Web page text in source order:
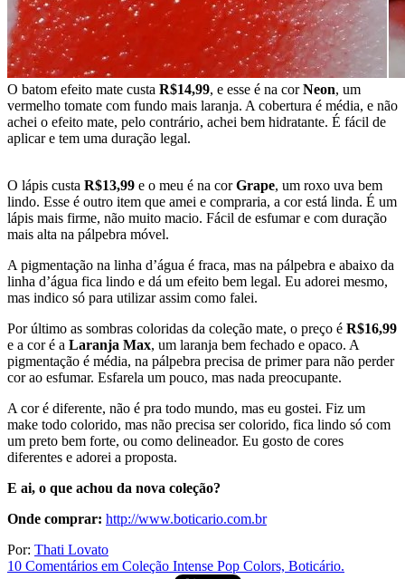
O batom efeito mate custa R$14,99, e esse é na corNeon, um
vermelho tomate com fundo mais laranja. A cobertura é média, e não
achei o efeito mate, pelo contrário, achei bem hidratante. É fácil de
aplicar e tem uma duração legal.
O lápis custa R$13,99 e o meu é na corGrape, um roxo uva bem
lindo. Esse é outro item que amei e compraria, a cor está linda. É um
lápis mais firme, não muito macio. Fácil de esfumar e com duração
mais alta na pálpebra móvel.
A pigmentação na linha d’água é fraca, mas na pálpebra e abaixo da
linha d’água fica lindo e dá um efeito bem legal. Eu adorei mesmo,
mas indico só para utilizar assim como falei.
Por último as sombras coloridas da coleção mate, o preço é R$16,99
e a cor é a Laranja Max, um laranja bem fechado e opaco. A
pigmentação é média, na pálpebra precisa de primer para não perder
cor ao esfumar. Esfarela um pouco, mas nada preocupante.
A cor é diferente, não é pra todo mundo, mas eu gostei. Fiz um
make todo colorido, mas não precisa ser colorido, fica lindo só com
um preto bem forte, ou como delineador. Eu gosto de cores
diferentes e adorei a proposta.
E ai, o que achou da nova coleção?
Onde comprar: http://www.boticario.com.br
Por: Thati Lovato
10 Comentários em Coleção Intense Pop Colors, Boticário.